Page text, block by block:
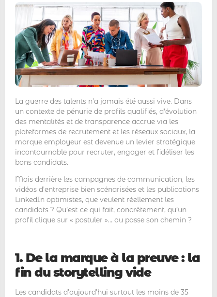
La guerre des talents n’a jamais été aussi vive. Dans
un contexte de pénurie de profils qualifiés, d’évolution
des mentalités et de transparence accrue via les
plateformes de recrutement et les réseaux sociaux, la
marque employeur est devenue un levier stratégique
incontournable pour recruter, engager et fidéliser les
bons candidats.
Mais derrière les campagnes de communication, les
vidéos d’entreprise bien scénarisées et les publications
LinkedIn optimistes, que veulent réellement les
candidats ? Qu’est-ce qui fait, concrètement, qu’un
profil clique sur « postuler »… ou passe son chemin ?
1. De la marque à la preuve : la
fin du storytelling vide
Les candidats d’aujourd’hui surtout les moins de 35